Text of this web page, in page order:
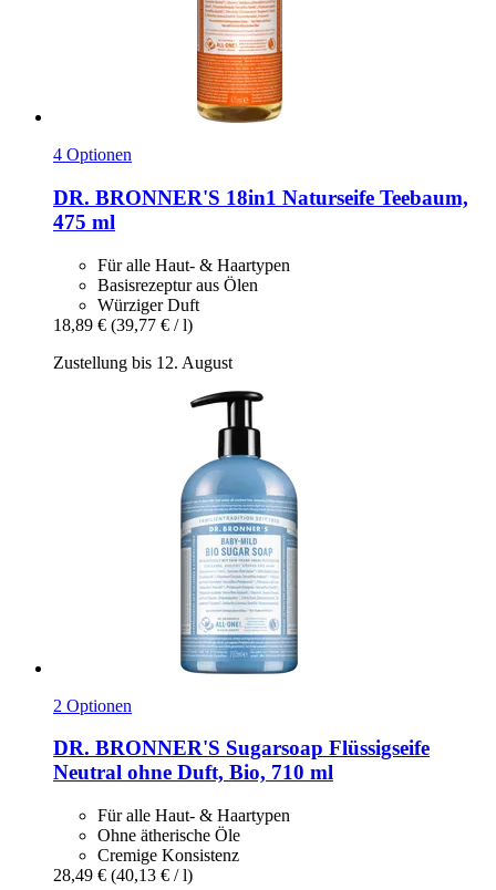
4 Optionen
DR. BRONNER'S 18in1 Naturseife Teebaum,
475 ml
Für alle Haut- & Haartypen
Basisrezeptur aus Ölen
Würziger Duft
18,89 € (39,77 € / l)
Zustellung bis 12. August
2 Optionen
DR. BRONNER'S Sugarsoap Flüssigseife
Neutral ohne Duft, Bio, 710 ml
Für alle Haut- & Haartypen
Ohne ätherische Öle
Cremige Konsistenz
28,49 € (40,13 € / l)